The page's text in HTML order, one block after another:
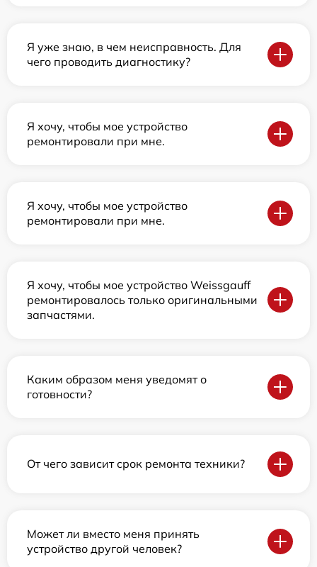
Я уже знаю, в чем неисправность. Для
чего проводить диагностику?
Я хочу, чтобы мое устройство
ремонтировали при мне.
Я хочу, чтобы мое устройство
ремонтировали при мне.
Я хочу, чтобы мое устройство Weissgauff
ремонтировалось только оригинальными
запчастями.
Каким образом меня уведомят о
готовности?
От чего зависит срок ремонта техники?
Может ли вместо меня принять
устройство другой человек?